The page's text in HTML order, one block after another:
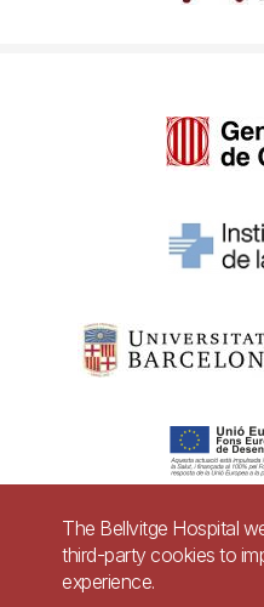
Pie
The Bellvitge Hospital
third-party cookies to
experience.